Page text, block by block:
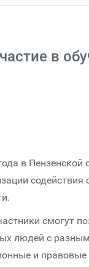
в
в
смогут
людей с
и